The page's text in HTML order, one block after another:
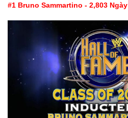
#1 Bruno Sammartino - 2,803 Ngày